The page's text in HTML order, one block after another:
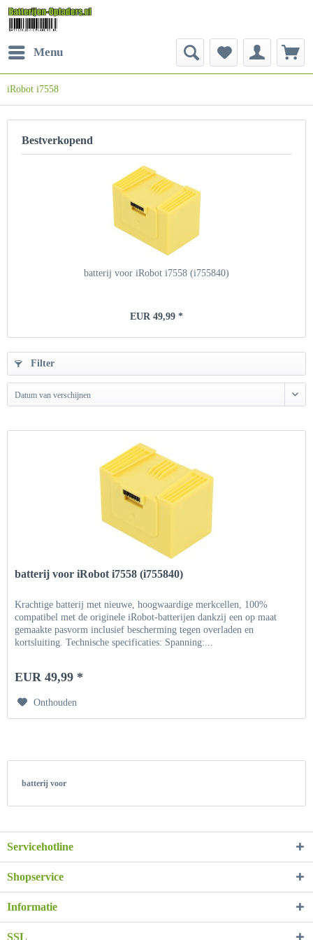
Menu
iRobot i7558
Bestverkopend
batterij voor iRobot i7558 (i755840)
EUR 49,99 *
Filter
Datum van verschijnen
batterij voor iRobot i7558 (i755840)
Krachtige batterij met nieuwe, hoogwaardige merkcellen, 100%
compatibel met de originele iRobot-batterijen dankzij een op maat
gemaakte pasvorm inclusief bescherming tegen overladen en
kortsluiting. Technische specificaties: Spanning:...
EUR 49,99 *
Onthouden
batterij voor
Servicehotline
Shopservice
Informatie
SSL